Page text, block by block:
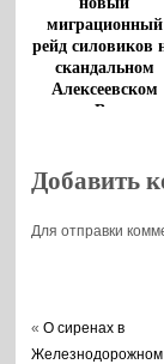
миграционный
рейд силовиков
скандальном
Алексеевском
рынке Воронежа
Добавить
Для отправки
«О сиренах в
Железнодорожном